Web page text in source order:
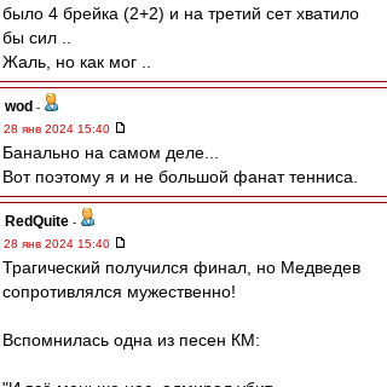
было 4 брейка (2+2) и на третий сет хватило
бы сил ..
Жаль, но как мог ..
wod -
28 янв 2024 15:40
Банально на самом деле...
Вот поэтому я и не большой фанат тенниса.
RedQuite -
28 янв 2024 15:40
Трагический получился финал, но Медведев
сопротивлялся мужественно!
Вспомнилась одна из песен КМ: